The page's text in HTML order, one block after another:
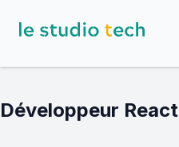
Développeur React